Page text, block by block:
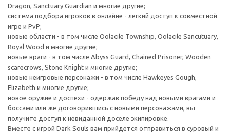
Dragon, Sanctuary Guardian и многие другие;
система подбора игроков в онлайне - легкий доступ к совместной
игре и PvP;
новые области - в том числе Oolacile Township, Oolacile Sancutuary,
Royal Wood и многие другие;
новые враги - в том числе Abyss Guard, Chained Prisoner, Wooden
scarecrows, Stone Knight и многие другие;
новые неигровые персонажи - в том числе Hawkeyes Gough,
Elizabeth и многие другие;
новое оружие и доспехи - одержав победу над новыми врагами и
боссами или же договорившись с новыми персонажами, вы
получите доступ к невиданной доселе экипировке.
Вместе с игрой Dark Souls вам прийдется отправиться в суровый и